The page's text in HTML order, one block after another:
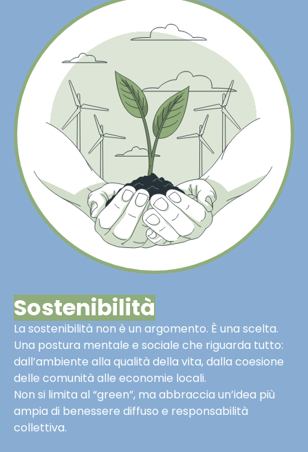
Sostenibilità
La sostenibilità non è un argomento. È una scelta.
Una postura mentale e sociale che riguarda tutto:
dall’ambiente alla qualità della vita, dalla coesione
delle comunità alle economie locali.
Non si limita al “green”, ma abbraccia un’idea più
ampia di benessere diffuso e responsabilità
collettiva.